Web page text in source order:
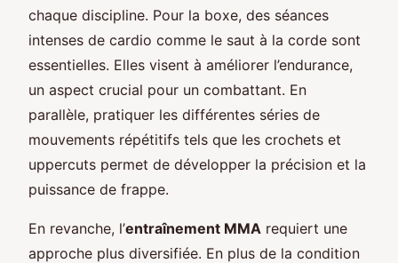
chaque discipline. Pour la boxe, des séances
intenses de cardio comme le saut à la corde sont
essentielles. Elles visent à améliorer l’endurance,
un aspect crucial pour un combattant. En
parallèle, pratiquer les différentes séries de
mouvements répétitifs tels que les crochets et
uppercuts permet de développer la précision et la
puissance de frappe.
En revanche, l’entraînement MMA requiert une
approche plus diversifiée. En plus de la condition